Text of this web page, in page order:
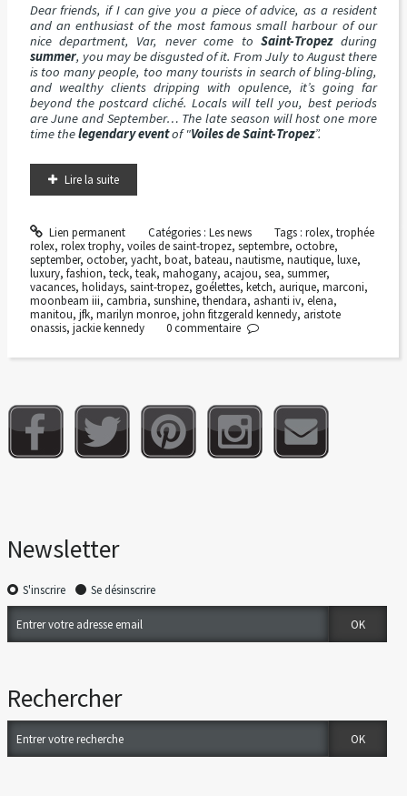
Dear friends, if I can give you a piece of advice, as a resident
and an enthusiast of the most famous small harbour of our
nice department, Var, never come toSaint-Tropezduring
summer, you may be disgusted of it. From July to August there
is too many people, too many tourists in search of bling-bling,
and wealthy clients dripping with opulence, it’s going far
beyond the postcard cliché. Locals will tell you, best periods
are June and September… The late season will host one more
time thelegendary eventof "Voiles de Saint-Tropez”.
Lire la suite
Lien permanent Catégories : Les news Tags : rolex, trophée
rolex, rolex trophy, voiles de saint-tropez, septembre, octobre,
september, october, yacht, boat, bateau, nautisme, nautique, luxe,
luxury, fashion, teck, teak, mahogany, acajou, sea, summer,
vacances, holidays, saint-tropez, goélettes, ketch, aurique, marconi,
moonbeam iii, cambria, sunshine, thendara, ashanti iv, elena,
manitou, jfk, marilyn monroe, john fitzgerald kennedy, aristote
onassis, jackie kennedy 0commentaire
Newsletter
S'inscrire Se désinscrire
Rechercher